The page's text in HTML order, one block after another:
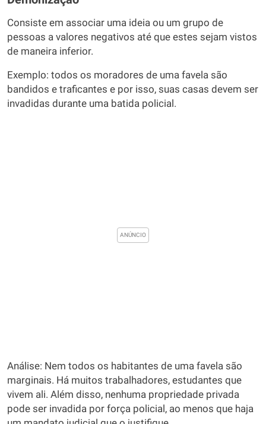
Consiste em associar uma ideia ou um grupo de
pessoas a valores negativos até que estes sejam vistos
de maneira inferior.
Exemplo: todos os moradores de uma favela são
bandidos e traficantes e por isso, suas casas devem ser
invadidas durante uma batida policial.
Análise: Nem todos os habitantes de uma favela são
marginais. Há muitos trabalhadores, estudantes que
vivem ali. Além disso, nenhuma propriedade privada
pode ser invadida por força policial, ao menos que haja